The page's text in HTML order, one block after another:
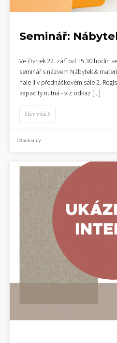
Seminář:
Ve čtvrtek 22. září od 15:30 hodin
seminář s názvem Nábytek &
hale II v přednáškovém sále 2.
kapacity nutná - viz odkaz [...]
ČÍST VÍCE
aktuality